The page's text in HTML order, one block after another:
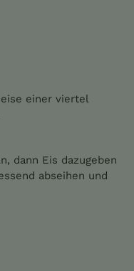
einer viertel
dann Eis dazugeben
abseihen und